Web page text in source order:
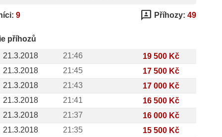
9 3p Příhozy: 49
příhozů
21.3.2018
21:46
19 500 Kč
21.3.2018
21:45
17 500 Kč
21.3.2018
21:43
17 000 Kč
21.3.2018
21:41
16 500 Kč
21.3.2018
21:37
16 000 Kč
21.3.2018
21:35
15 500 Kč